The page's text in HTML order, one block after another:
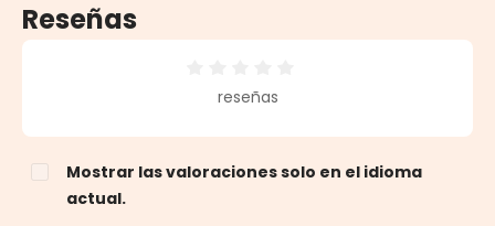
Reseñas
Calificación promedio de 0 de 5 estrellas
reseñas
Mostrar las valoraciones solo en el idioma
actual.